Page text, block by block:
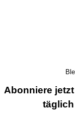
Abonniere